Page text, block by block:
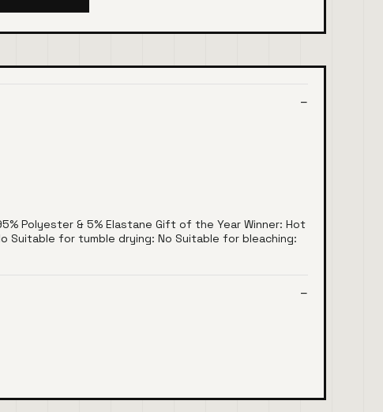
Polyester & 5% Elastane Gift of the Year Winner: Hot
Suitable for tumble drying: No Suitable for bleaching: